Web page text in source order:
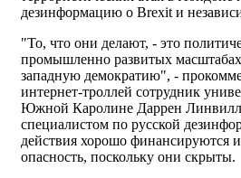
дезинформацию о Brexit и
"То, что они делают, - это
промышленно развитых
западную демократию", -
интернет-троллей сотрудник
Южной Каролине Даррен Линвилл.
специалистом по русской
действия хорошо финансируются
опасность, поскольку они скрыты.